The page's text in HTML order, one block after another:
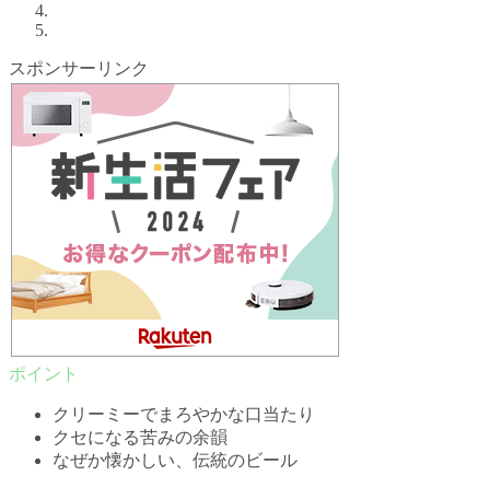
スポンサーリンク
クリーミーでまろやかな口当たり
クセになる苦みの余韻
なぜか懐かしい、伝統のビール